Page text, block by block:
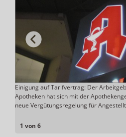
1 von 6
Einigung auf Tarifvertrag: Der
Apotheken hat sich mit der
neue Vergütungsregelung für